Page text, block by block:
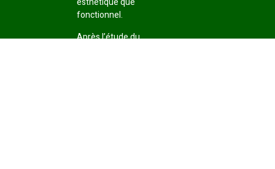
fonctionnel.
Après l’étude du